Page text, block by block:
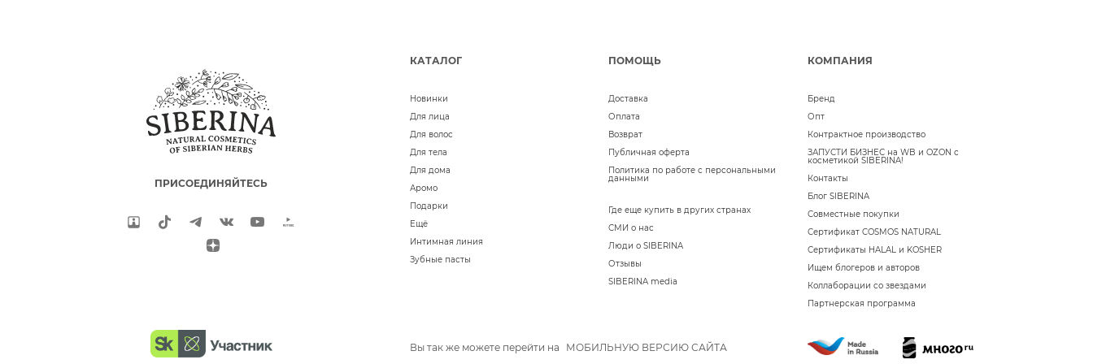
ПРИСОЕДИНЯЙТЕСЬ
КАТАЛОГ
Новинки
Для лица
Для волос
Для тела
Для дома
Аромо
Подарки
Ещё
Интимная линия
Зубные пасты
ПОМОЩЬ
Доставка
Оплата
Возврат
Публичная оферта
Политика по работе с персональными
данными
Где еще купить в других странах
СМИ о нас
Люди о SIBERINA
Отзывы
SIBERINA media
КОМПАНИЯ
Бренд
Опт
Контрактное производство
ЗАПУСТИ БИЗНЕС на WB и OZON с
косметикой SIBERINA!
Контакты
Блог SIBERINA
Совместные покупки
Сертификат COSMOS NATURAL
Сертификаты HALAL и KOSHER
Ищем блогеров и авторов
Коллаборации со звездами
Партнерская программа
Вы так же можете перейти на МОБИЛЬНУЮ ВЕРСИЮ САЙТА